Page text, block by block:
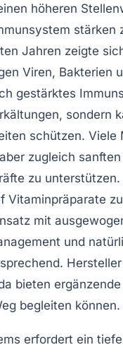
höheren
stärken
Jahren zeigte
Viren, Bakterien
gestärktes
sondern
schützen. Viele
zugleich
zu unterstützen.
Vitaminpräparate
mit
und
bieten
begleiten können.
erfordert ein